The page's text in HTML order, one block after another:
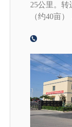
25公里。转
（约40亩